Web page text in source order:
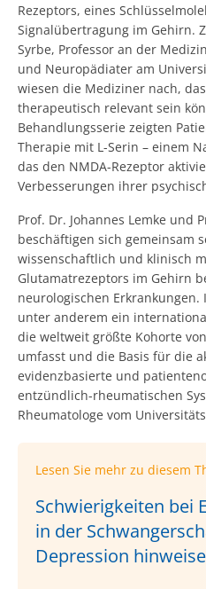
Rezeptors, eines
Signalübertragung im Gehirn.
Syrbe, Professor an der
und Neuropädiater am
wiesen die Mediziner nach,
therapeutisch relevant sein
Behandlungsserie zeigten
Therapie mit L-Serin – einem
das den NMDA-Rezeptor
Verbesserungen ihrer
Prof. Dr. Johannes Lemke und
beschäftigen sich gemeinsam
wissenschaftlich und klinisch
Glutamatrezeptors im Gehirn
neurologischen Erkrankungen.
unter anderem ein
die weltweit größte Kohorte
umfasst und die Basis für die
evidenzbasierte und
entzündlich-rheumatischen
Rheumatologe vom
Lesen Sie mehr zu diesem
Schwierigkeiten bei
in der
Depression